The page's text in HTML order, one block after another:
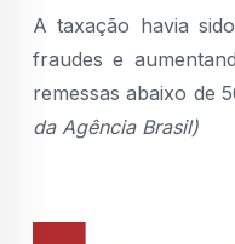
A taxação havia
fraudes e
remessas abaixo de
da Agência Brasil)